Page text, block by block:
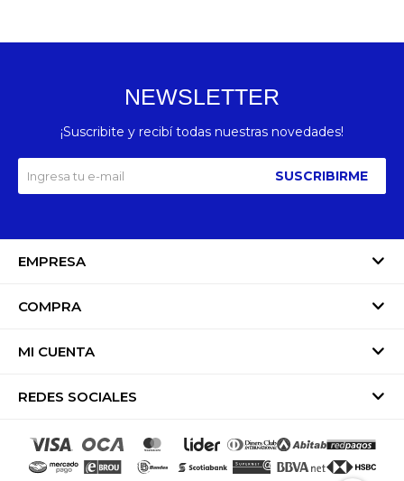
EMPRESA
COMPRA
MI CUENTA
REDES SOCIALES
NEWSLETTER
¡Suscribite y recibí todas nuestras novedades!
SUSCRIBIRME